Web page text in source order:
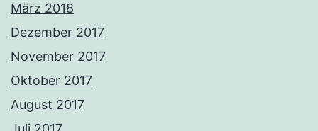
März 2018
Dezember 2017
November 2017
Oktober 2017
August 2017